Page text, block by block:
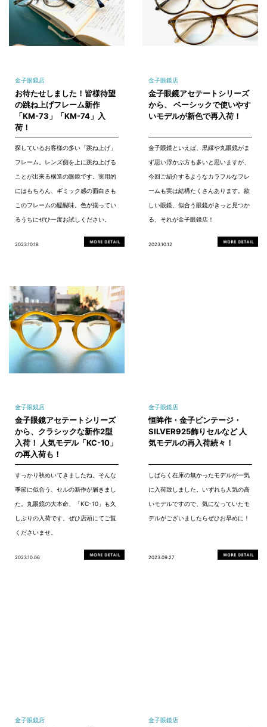
金子眼鏡店
お待たせしました！皆様待望
の跳ね上げフレーム新作
「KM-73」「KM-74」入
荷！
探しているお客様の多い「跳ね上げ」
フレーム。レンズ側を上に跳ね上げる
ことが出来る構造の眼鏡です。実用的
にはもちろん、ギミック感の面白さも
このフレームの醍醐味。色が揃ってい
るうちにぜひ一度お試しください。
2023.10.18
金子眼鏡店
金子眼鏡アセテートシリーズ
から、 ベーシックで使いやす
いモデルが新色で再入荷！
金子眼鏡といえば、黒縁や丸眼鏡がま
ず思い浮かぶ方も多いと思いますが、
今回ご紹介するようなカラフルなフレ
ームも実は結構たくさんあります。欲
しい眼鏡、似合う眼鏡がきっと見つか
る、それが金子眼鏡店！
2023.10.12
金子眼鏡店
金子眼鏡アセテートシリーズ
から、クラシックな新作2型
入荷！ 人気モデル「KC-10」
の再入荷も！
すっかり秋めいてきましたね。そんな
季節に似合う、セルの新作が届きまし
た。丸眼鏡の大本命、「KC-10」も久
しぶりの入荷です。ぜひ店頭にてご覧
くださいませ。
2023.10.06
金子眼鏡店
恒眸作・金子ビンテージ・
SILVER925飾りセルなど 人
気モデルの再入荷続々！
しばらく在庫の無かったモデルが一気
に入荷致しました。いずれも人気の高
いモデルですので、気になっていたモ
デルがございましたらぜひお早めに！
2023.09.27
金子眼鏡店 金子眼鏡店